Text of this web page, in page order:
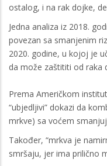
ostalog, i na rak dojke,
Jedna analiza iz 2018.
povezan sa smanjenim
2020. godine, u kojoj je
da može zaštititi od raka
Prema Američkom
“ubjedljivi” dokazi da
mrkve) sa voćem
Također, “mrkva je
smršaju, jer ima prilično